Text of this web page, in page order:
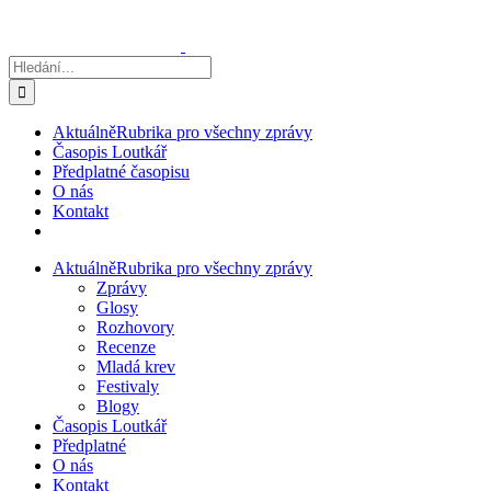
obsah
Hledat:
AktuálněRubrika pro všechny zprávy
Časopis Loutkář
Předplatné časopisu
O nás
Kontakt
AktuálněRubrika pro všechny zprávy
Zprávy
Glosy
Rozhovory
Recenze
Mladá krev
Festivaly
Blogy
Časopis Loutkář
Předplatné
O nás
Kontakt